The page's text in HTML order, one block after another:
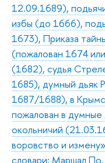
12.09.1689),
избы (до 1666),
1673), Приказа
(пожалован 1674
(1682), судья
1685), думный дьяк
1687/1688), в
пожалован в
окольничий
воровство и
словари; Маршал